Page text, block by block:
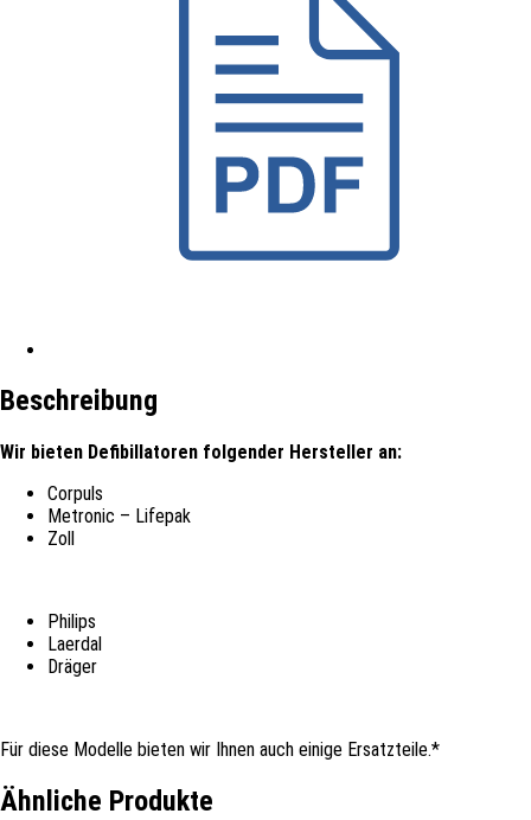
Beschreibung
Wir bieten Defibillatoren folgender Hersteller an:
Corpuls
Metronic – Lifepak
Zoll
Philips
Laerdal
Dräger
Für diese Modelle bieten wir Ihnen auch einige Ersatzteile.*
Ähnliche Produkte